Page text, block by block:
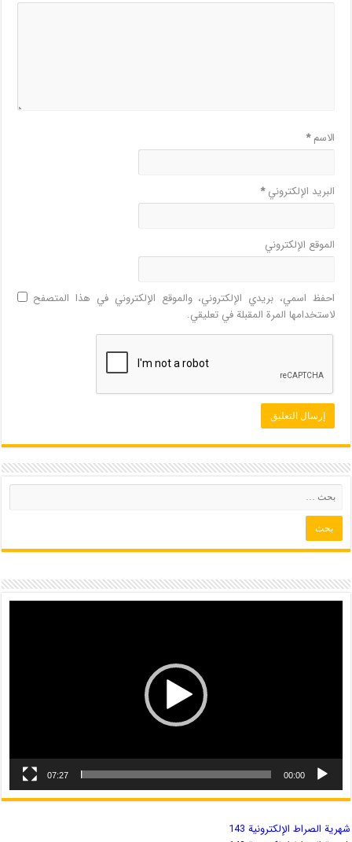
الاسم*
البريد الإلكتروني*
الموقع الإلكتروني
احفظ اسمي، بريدي الإلكتروني، والموقع الإلكتروني في هذا المتصفح
لاستخدامها المرة المقبلة في تعليقي.
00:00
07:27
شهریة الصراط الإلكترونية 143